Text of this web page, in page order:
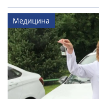
Медицина